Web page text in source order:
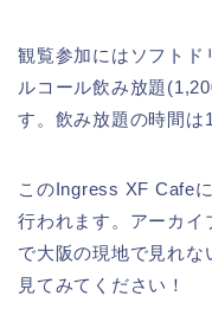
観覧参加にはソフトド
ルコール飲み放題
す。飲み放題の時間は
このIngress XF Cafe
行われます。アーカイ
で大阪の現地で見れな
見てみてください！